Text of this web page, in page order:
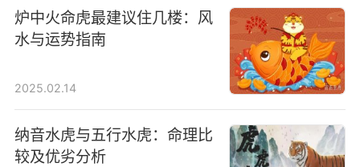
炉中火命虎最建议住几楼：风
水与运势指南
2025.02.14
纳音水虎与五行水虎：命理比
较及优劣分析